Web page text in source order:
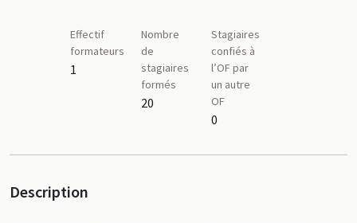
Effectif
formateurs
1
Nombre
de
stagiaires
formés
20
Stagiaires
confiés à
l’OF par
un autre
OF
0
Description